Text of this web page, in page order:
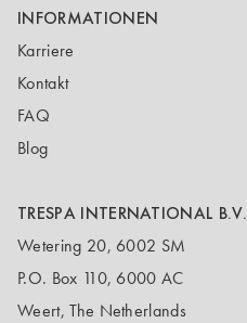
INFORMATIONEN
Karriere
Kontakt
FAQ
Blog
TRESPA INTERNATIONAL B.V.
Wetering 20, 6002 SM
P.O. Box 110, 6000 AC
Weert, The Netherlands